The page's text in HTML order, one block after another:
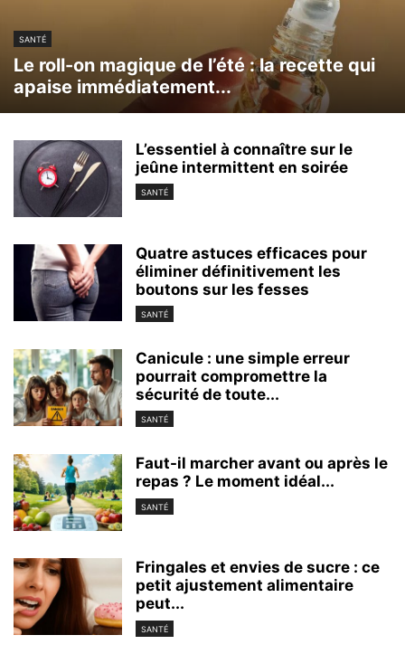
SANTÉ
Le roll-on magique de l’été : la recette qui
apaise immédiatement...
L’essentiel à connaître sur le
jeûne intermittent en soirée
SANTÉ
Quatre astuces efficaces pour
éliminer définitivement les
boutons sur les fesses
SANTÉ
Canicule : une simple erreur
pourrait compromettre la
sécurité de toute...
SANTÉ
Faut-il marcher avant ou après le
repas ? Le moment idéal...
SANTÉ
Fringales et envies de sucre : ce
petit ajustement alimentaire
peut...
SANTÉ